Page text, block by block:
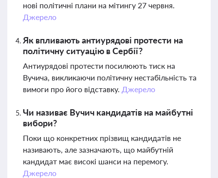
нові політичні плани на мітингу 27 червня.
Джерело
Як впливають антиурядові протести на
політичну ситуацію в Сербії?
Антиурядові протести посилюють тиск на
Вучича, викликаючи політичну нестабільність та
вимоги про його відставку. Джерело
Чи називає Вучич кандидатів на майбутні
вибори?
Поки що конкретних прізвищ кандидатів не
називають, але зазначають, що майбутній
кандидат має високі шанси на перемогу.
Джерело